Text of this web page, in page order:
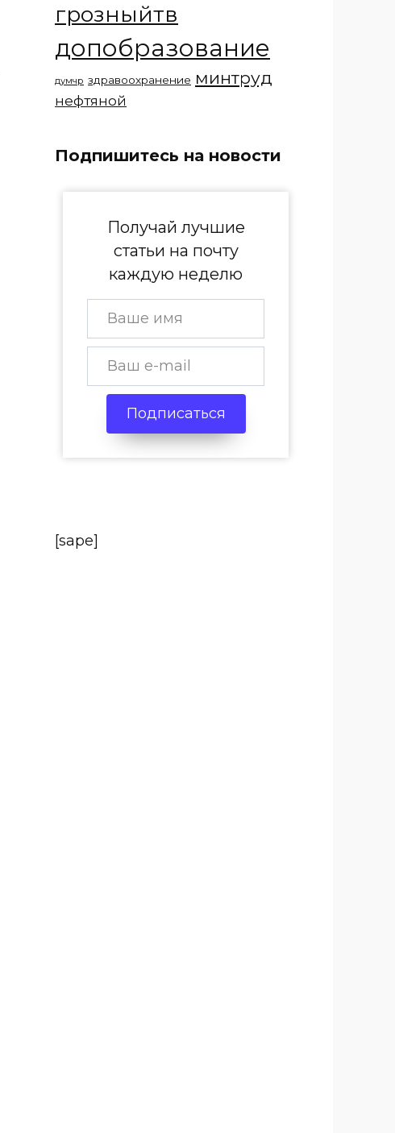
грозныйтв
допобразование
думчр здравоохранение минтруд
нефтяной
Подпишитесь на новости
Получай лучшие
статьи на почту
каждую неделю
Подписаться
[sape]